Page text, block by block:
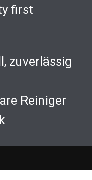
first
zuverlässig
Reiniger